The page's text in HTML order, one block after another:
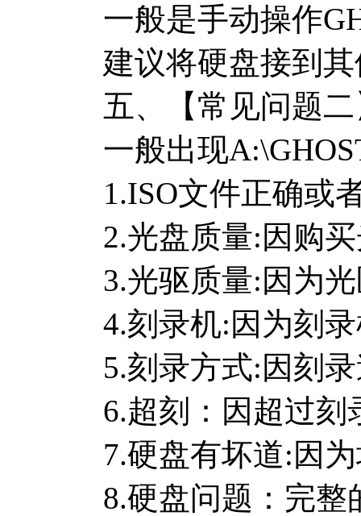
一般是手动操作
建议将硬盘接到
五、【常见问题
一般出现
1.ISO文件正确或
2.光盘质量:因购
3.光驱质量:因为
4.刻录机:因为刻
5.刻录方式:因刻
6.超刻：因超过
7.硬盘有坏道:因
8.硬盘问题：完整